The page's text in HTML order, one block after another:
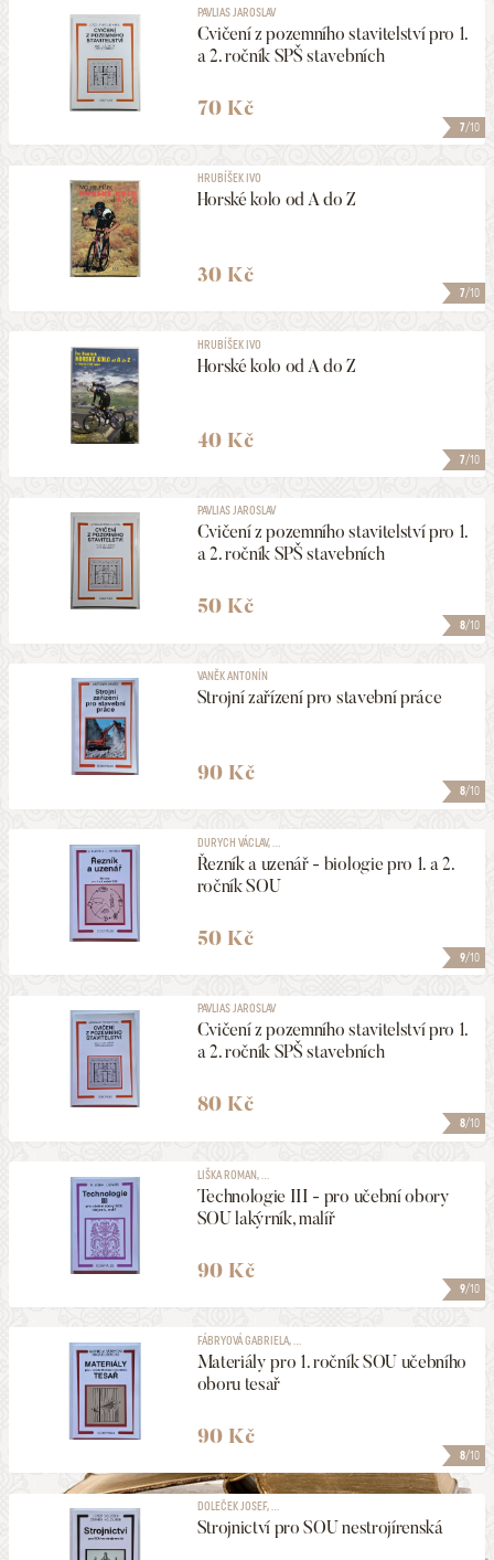
7/10
PAVLIAS JAROSLAV
Cvičení z pozemního stavitelství pro 1.
a 2. ročník SPŠ stavebních
70 Kč
7/10
HRUBÍŠEK IVO
Horské kolo od A do Z
30 Kč
7/10
HRUBÍŠEK IVO
Horské kolo od A do Z
40 Kč
8/10
PAVLIAS JAROSLAV
Cvičení z pozemního stavitelství pro 1.
a 2. ročník SPŠ stavebních
50 Kč
8/10
VANĚK ANTONÍN
Strojní zařízení pro stavební práce
90 Kč
9/10
DURYCH VÁCLAV, ...
Řezník a uzenář - biologie pro 1. a 2.
ročník SOU
50 Kč
8/10
PAVLIAS JAROSLAV
Cvičení z pozemního stavitelství pro 1.
a 2. ročník SPŠ stavebních
80 Kč
9/10
LIŠKA ROMAN, ...
Technologie III - pro učební obory
SOU lakýrník, malíř
90 Kč
8/10
FÁBRYOVÁ GABRIELA, ...
Materiály pro 1. ročník SOU učebního
oboru tesař
90 Kč
DOLEČEK JOSEF, ...
Strojnictví pro SOU nestrojírenská